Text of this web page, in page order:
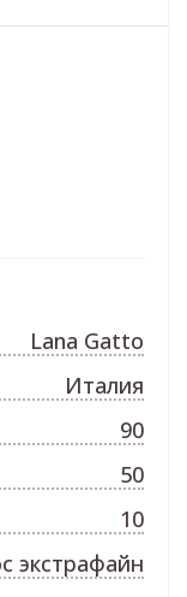
Lana Gatto
Италия
90
50
10
экстрафайн